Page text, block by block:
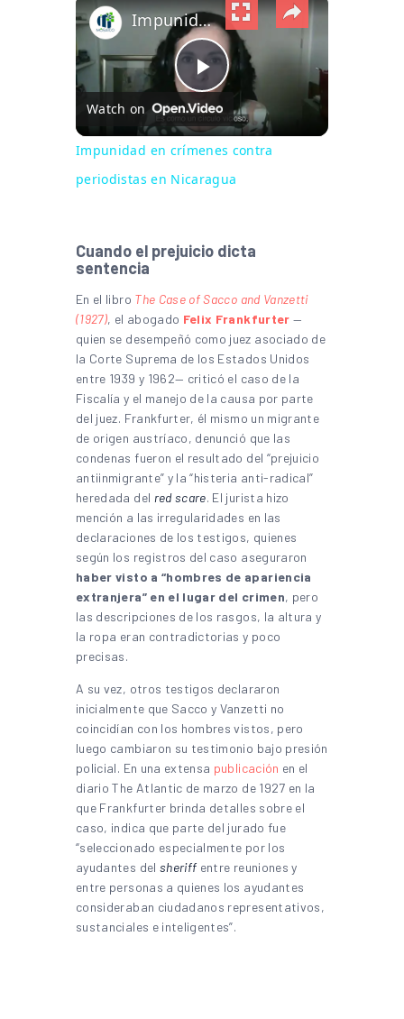
Play Video
Impunidad en crímenes contra periodistas en Nicaragua
Watch on
Impunidad en crímenes contra
periodistas en Nicaragua
Cuando el prejuicio dicta
sentencia
En el libro The Case of Sacco and Vanzetti
(1927), el abogado Felix Frankfurter —
quien se desempeñó como juez asociado de
la Corte Suprema de los Estados Unidos
entre 1939 y 1962— criticó el caso de la
Fiscalía y el manejo de la causa por parte
del juez. Frankfurter, él mismo un migrante
de origen austríaco, denunció que las
condenas fueron el resultado del “prejuicio
antiinmigrante” y la “histeria anti-radical”
heredada del red scare. El jurista hizo
mención a las irregularidades en las
declaraciones de los testigos, quienes
según los registros del caso aseguraron
haber visto a “hombres de apariencia
extranjera” en el lugar del crimen, pero
las descripciones de los rasgos, la altura y
la ropa eran contradictorias y poco
precisas.
A su vez, otros testigos declararon
inicialmente que Sacco y Vanzetti no
coincidían con los hombres vistos, pero
luego cambiaron su testimonio bajo presión
policial. En una extensa publicación en el
diario The Atlantic de marzo de 1927 en la
que Frankfurter brinda detalles sobre el
caso, indica que parte del jurado fue
“seleccionado especialmente por los
ayudantes del sheriff entre reuniones y
entre personas a quienes los ayudantes
consideraban ciudadanos representativos,
sustanciales e inteligentes”.